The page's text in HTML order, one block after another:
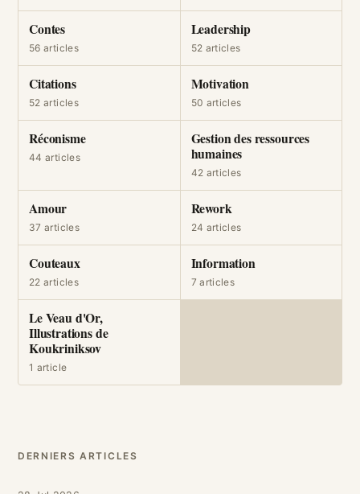
Contes
56 articles
Leadership
52 articles
Citations
52 articles
Motivation
50 articles
Réconisme
44 articles
Gestion des ressources
humaines
42 articles
Amour
37 articles
Rework
24 articles
Couteaux
22 articles
Information
7 articles
Le Veau d'Or,
Illustrations de
Koukriniksov
1 article
DERNIERS ARTICLES